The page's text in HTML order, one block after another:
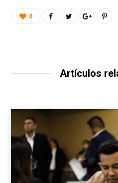
0
Artículos